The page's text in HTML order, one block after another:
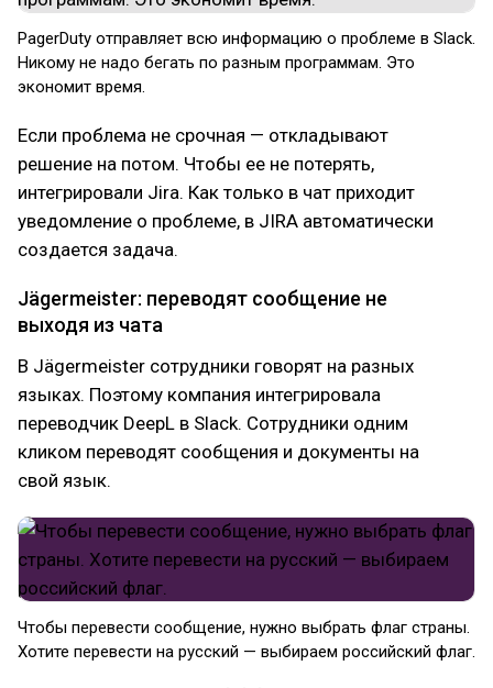
PagerDuty отправляет всю информацию о проблеме в Slack.
Никому не надо бегать по разным программам. Это
экономит время.
Если проблема не срочная — откладывают
решение на потом. Чтобы ее не потерять,
интегрировали Jira. Как только в чат приходит
уведомление о проблеме, в JIRA автоматически
создается задача.
Jägermeister: переводят сообщение не
выходя из чата
В Jägermeister сотрудники говорят на разных
языках. Поэтому компания интегрировала
переводчик DeepL в Slack. Сотрудники одним
кликом переводят сообщения и документы на
свой язык.
Чтобы перевести сообщение, нужно выбрать флаг страны.
Хотите перевести на русский — выбираем российский флаг.